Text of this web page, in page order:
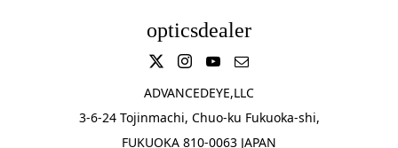
opticsdealer
ADVANCEDEYE,LLC
3-6-24 Tojinmachi, Chuo-ku Fukuoka-shi,
FUKUOKA 810-0063 JAPAN